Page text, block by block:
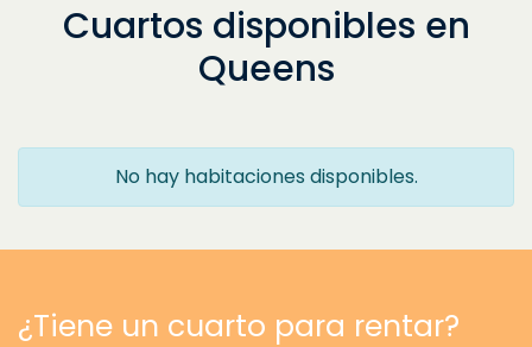
Cuartos disponibles en
Queens
No hay habitaciones disponibles.
¿Tiene un cuarto para rentar?